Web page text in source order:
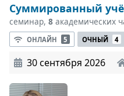
Суммированный
семинар, 8 академических
ОНЛАЙН 5 ОЧНЫЙ 4
30 сентября 2026